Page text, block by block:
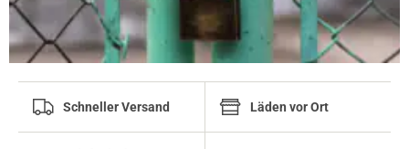
Schneller Versand Läden vor Ort